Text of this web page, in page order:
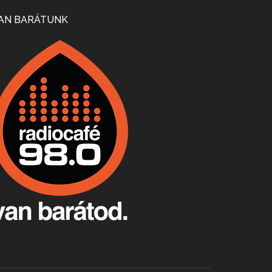
Apr 24, 2026 • 00:38:10
Villány, kékfrankos, Jackfall
Apr 17, 2026 • 00:35:38
Apr 9, 2026 • 00:37:17
BARÁTUNK